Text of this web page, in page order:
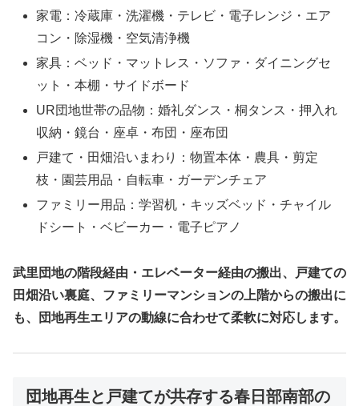
家電：冷蔵庫・洗濯機・テレビ・電子レンジ・エア
コン・除湿機・空気清浄機
家具：ベッド・マットレス・ソファ・ダイニングセ
ット・本棚・サイドボード
UR団地世帯の品物：婚礼ダンス・桐タンス・押入れ
収納・鏡台・座卓・布団・座布団
戸建て・田畑沿いまわり：物置本体・農具・剪定
枝・園芸用品・自転車・ガーデンチェア
ファミリー用品：学習机・キッズベッド・チャイル
ドシート・ベビーカー・電子ピアノ
武里団地の階段経由・エレベーター経由の搬出、戸建ての
田畑沿い裏庭、ファミリーマンションの上階からの搬出に
も、団地再生エリアの動線に合わせて柔軟に対応します。
団地再生と戸建てが共存する春日部南部の